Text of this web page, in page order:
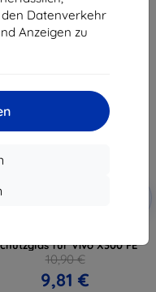
Datenverkehr
Anzeigen zu
für Vivo X300 FE
10,90 €
9,81 €